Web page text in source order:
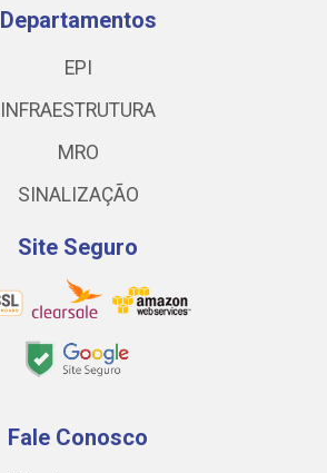
Departamentos
EPI
INFRAESTRUTURA
MRO
SINALIZAÇÃO
Site Seguro
Fale Conosco